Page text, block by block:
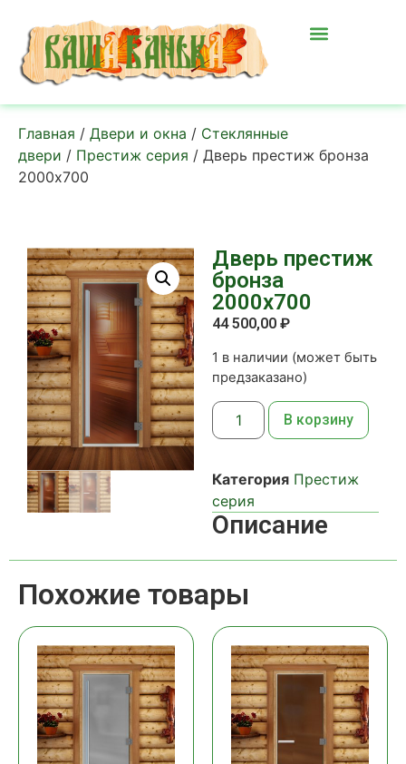
Главная / Двери и окна / Стеклянные
двери / Престиж серия / Дверь престиж бронза
2000х700
Дверь престиж
бронза
2000х700
44 500,00 ₽
1 в наличии (может быть
предзаказано)
В корзину
Категория Престиж
серия
Описание
Похожие товары